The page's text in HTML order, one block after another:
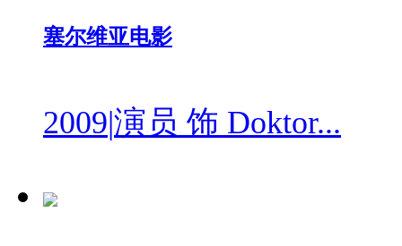
塞尔维亚电影
2009|演员 饰 Doktor...